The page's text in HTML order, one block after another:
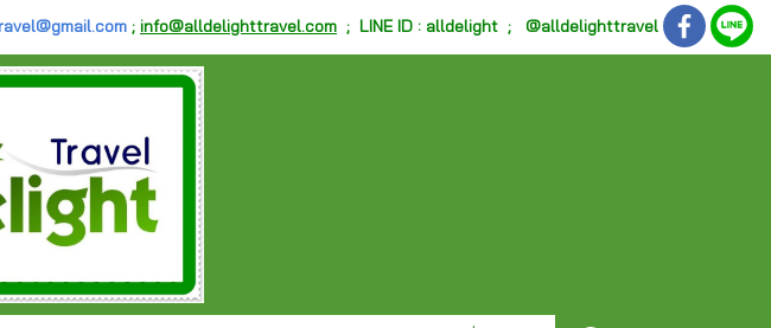
; info@alldelighttravel.com ; LINE ID : alldelight ; @alldelighttravel